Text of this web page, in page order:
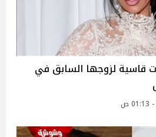
قاسية لزوجها السابق في